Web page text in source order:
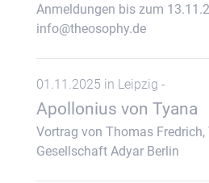
Anmeldungen bis zum
info@theosophy.de
01.11.2025 in Leipzig -
Apollonius von Tyana
Vortrag von Thomas
Gesellschaft Adyar Berlin